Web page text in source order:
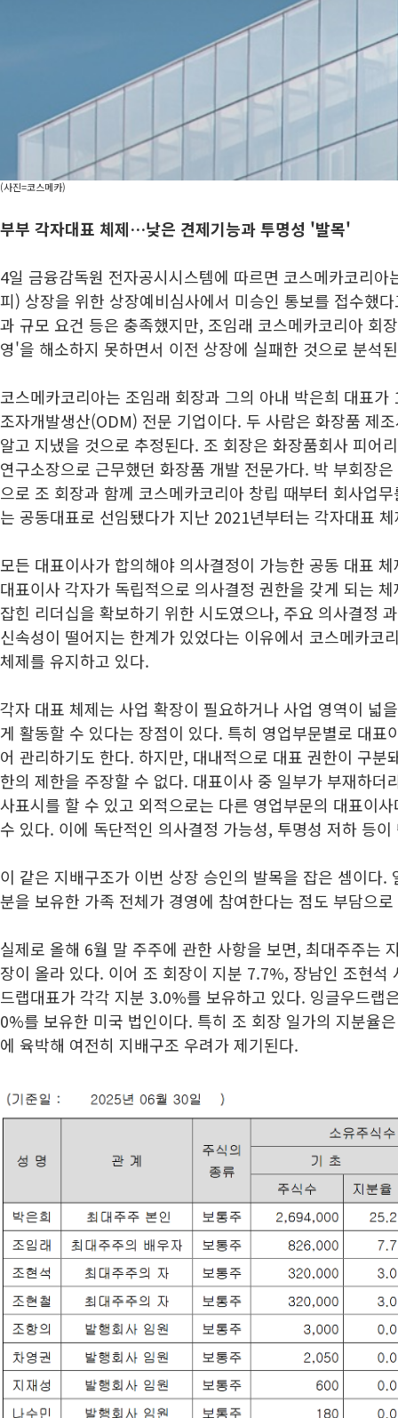
(사진=코스메카)
부부 각자대표 체제…낮은 견제기능과 투명성 '발목'
4일 금융감독원 전자공시시스템에 따르면 코스메카코리아
피) 상장을 위한 상장예비심사에서 미승인 통보를 접수했
과 규모 요건 등은 충족했지만, 조임래 코스메카코리아 회
영'을 해소하지 못하면서 이전 상장에 실패한 것으로 분석
코스메카코리아는 조임래 회장과 그의 아내 박은희 대표
조자개발생산(ODM) 전문 기업이다. 두 사람은 화장품 제
알고 지냈을 것으로 추정된다. 조 회장은 화장품회사 피어
연구소장으로 근무했던 화장품 개발 전문가다. 박 부회장
으로 조 회장과 함께 코스메카코리아 창립 때부터 회사업
는 공동대표로 선임됐다가 지난 2021년부터는 각자대표
모든 대표이사가 합의해야 의사결정이 가능한 공동 대표
대표이사 각자가 독립적으로 의사결정 권한을 갖게 되는
잡힌 리더십을 확보하기 위한 시도였으나, 주요 의사결정
신속성이 떨어지는 한계가 있었다는 이유에서 코스메카코
체제를 유지하고 있다.
각자 대표 체제는 사업 확장이 필요하거나 사업 영역이 넓
게 활동할 수 있다는 장점이 있다. 특히 영업부문별로 대표
어 관리하기도 한다. 하지만, 대내적으로 대표 권한이 구분
한의 제한을 주장할 수 없다. 대표이사 중 일부가 부재하더
사표시를 할 수 있고 외적으로는 다른 영업부문의 대표이
수 있다. 이에 독단적인 의사결정 가능성, 투명성 저하 등
이 같은 지배구조가 이번 상장 승인의 발목을 잡은 셈이다.
분을 보유한 가족 전체가 경영에 참여한다는 점도 부담으
실제로 올해 6월 말 주주에 관한 사항을 보면, 최대주주는
장이 올라 있다. 이어 조 회장이 지분 7.7%, 장남인 조현석
드랩대표가 각각 지분 3.0%를 보유하고 있다. 잉글우드랩
0%를 보유한 미국 법인이다. 특히 조 회장 일가의 지분율
에 육박해 여전히 지배구조 우려가 제기된다.